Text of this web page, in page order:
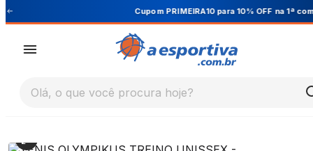
Cupom PRIMEIRA10 para 10% OFF na 1ª compra
Olá, o que você procura hoje?